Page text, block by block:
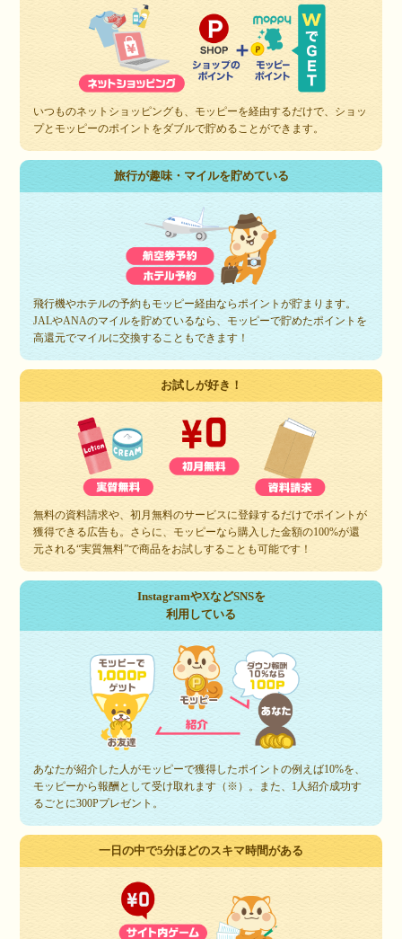
いつものネットショッピングも、モッピーを経由するだけで、ショッ
プとモッピーのポイントをダブルで貯めることができます。
旅行が趣味・マイルを貯めている
飛行機やホテルの予約もモッピー経由ならポイントが貯まります。
JALやANAのマイルを貯めているなら、モッピーで貯めたポイントを
高還元でマイルに交換することもできます！
お試しが好き！
無料の資料請求や、初月無料のサービスに登録するだけでポイントが
獲得できる広告も。さらに、モッピーなら購入した金額の100%が還
元される“実質無料”で商品をお試しすることも可能です！
InstagramやXなどSNSを
利用している
あなたが紹介した人がモッピーで獲得したポイントの例えば10%を、
モッピーから報酬として受け取れます（※）。また、1人紹介成功す
るごとに300Pプレゼント。
一日の中で5分ほどのスキマ時間がある